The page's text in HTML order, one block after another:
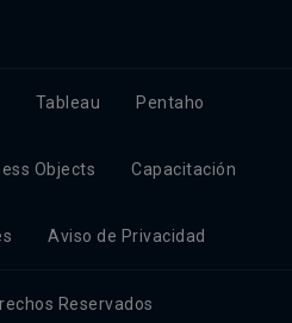
Tableau Pentaho
Objects Capacitación
Aviso de Privacidad
Reservados